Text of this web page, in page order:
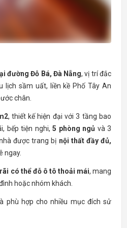
đường Đỗ Bá, Đà Nẵng, vị trí đắc
lịch sầm uất, liền kề Phố Tây An
chân.
, thiết kế hiện đại với 3 tầng bao
bếp tiện nghi, 5 phòng ngủ và 3
được trang bị nội thất đầy đủ,
ngay.
có thể đỗ ô tô thoải mái, mang
hoặc nhóm khách.
phù hợp cho nhiều mục đích sử